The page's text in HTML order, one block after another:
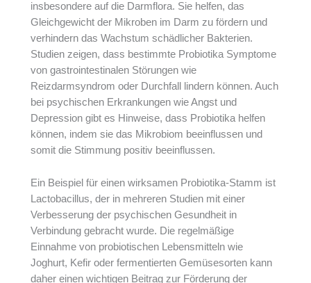
insbesondere auf die Darmflora. Sie helfen, das
Gleichgewicht der Mikroben im Darm zu fördern und
verhindern das Wachstum schädlicher Bakterien.
Studien zeigen, dass bestimmte Probiotika Symptome
von gastrointestinalen Störungen wie
Reizdarmsyndrom oder Durchfall lindern können. Auch
bei psychischen Erkrankungen wie Angst und
Depression gibt es Hinweise, dass Probiotika helfen
können, indem sie das Mikrobiom beeinflussen und
somit die Stimmung positiv beeinflussen.
Ein Beispiel für einen wirksamen Probiotika-Stamm ist
Lactobacillus, der in mehreren Studien mit einer
Verbesserung der psychischen Gesundheit in
Verbindung gebracht wurde. Die regelmäßige
Einnahme von probiotischen Lebensmitteln wie
Joghurt, Kefir oder fermentierten Gemüsesorten kann
daher einen wichtigen Beitrag zur Förderung der